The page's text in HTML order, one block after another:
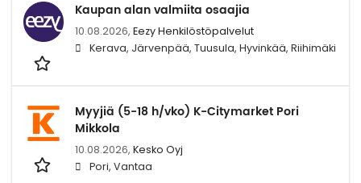
Kaupan alan valmiita osaajia
10.08.2026, Eezy Henkilöstöpalvelut
Kerava, Järvenpää, Tuusula, Hyvinkää, Riihimäki
Myyjiä (5-18 h/vko) K-Citymarket Pori
Mikkola
10.08.2026, Kesko Oyj
Pori, Vantaa